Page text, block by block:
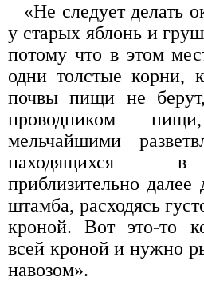
«Не следует делать
у старых яблонь и
потому что в этом
одни толстые корни,
почвы пищи не
проводником
мельчайшими
находящихся в
приблизительно далее
штамба, расходясь
кроной. Вот это-то
всей кроной и нужно
навозом».